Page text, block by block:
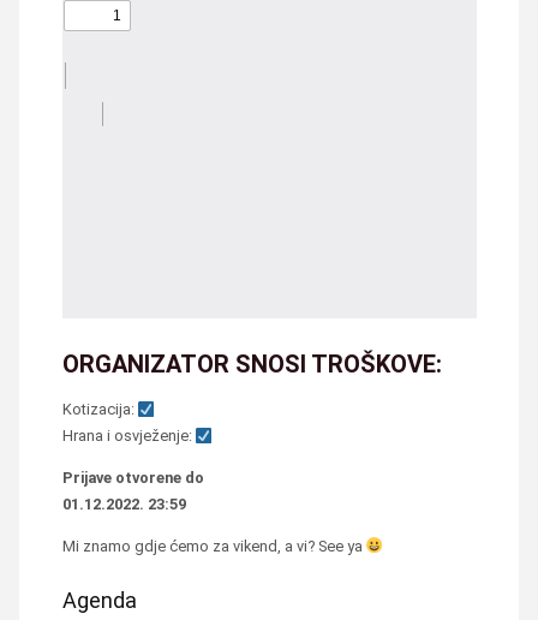
ORGANIZATOR SNOSI TROŠKOVE:
Kotizacija:
Hrana i osvježenje:
Prijave otvorene do
01.12.2022. 23:59
Mi znamo gdje ćemo za vikend, a vi? See ya
Agenda